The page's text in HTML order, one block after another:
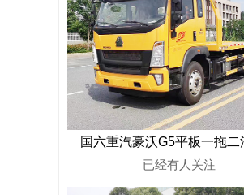
国六重汽豪沃G5平板一拖二
已经有人关注